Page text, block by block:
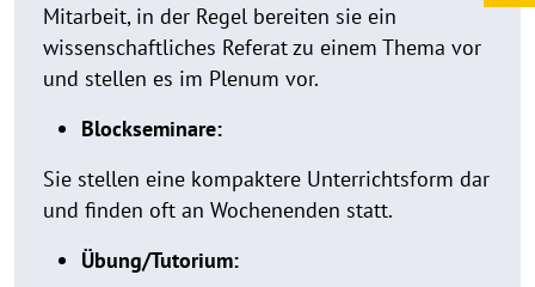
Mitarbeit, in der Regel bereiten sie ein
wissenschaftliches Referat zu einem Thema vor
und stellen es im Plenum vor.
Blockseminare:
Sie stellen eine kompaktere Unterrichtsform dar
und finden oft an Wochenenden statt.
Übung/Tutorium: